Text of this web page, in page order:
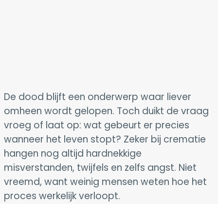
De dood blijft een onderwerp waar liever
omheen wordt gelopen. Toch duikt de vraag
vroeg of laat op: wat gebeurt er precies
wanneer het leven stopt? Zeker bij crematie
hangen nog altijd hardnekkige
misverstanden, twijfels en zelfs angst. Niet
vreemd, want weinig mensen weten hoe het
proces werkelijk verloopt.